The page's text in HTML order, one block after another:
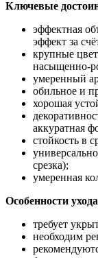
Ключевые
эффектная
эффект за
крупные
умеренный
обильное и
хорошая
аккуратная
стойкость в
срезка);
умеренная
Особенности ухода
требует
необходим